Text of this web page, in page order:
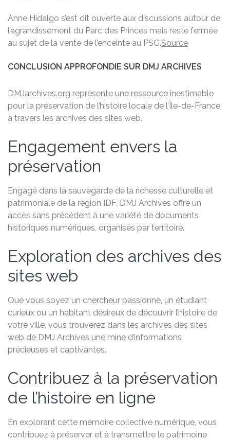
Anne Hidalgo s’est dit ouverte aux discussions autour de
l’agrandissement du Parc des Princes mais reste fermée
au sujet de la vente de l’enceinte au PSG.Source
CONCLUSION APPROFONDIE SUR DMJ ARCHIVES
DMJarchives.org représente une ressource inestimable
pour la préservation de l’histoire locale de l’Île-de-France
à travers les archives des sites web.
Engagement envers la
préservation
Engagé dans la sauvegarde de la richesse culturelle et
patrimoniale de la région IDF, DMJ Archives offre un
accès sans précédent à une variété de documents
historiques numériques, organisés par territoire.
Exploration des archives des
sites web
Que vous soyez un chercheur passionné, un étudiant
curieux ou un habitant désireux de découvrir l’histoire de
votre ville, vous trouverez dans les archives des sites
web de DMJ Archives une mine d’informations
précieuses et captivantes.
Contribuez à la préservation
de l’histoire en ligne
En explorant cette mémoire collective numérique, vous
contribuez à préserver et à transmettre le patrimoine